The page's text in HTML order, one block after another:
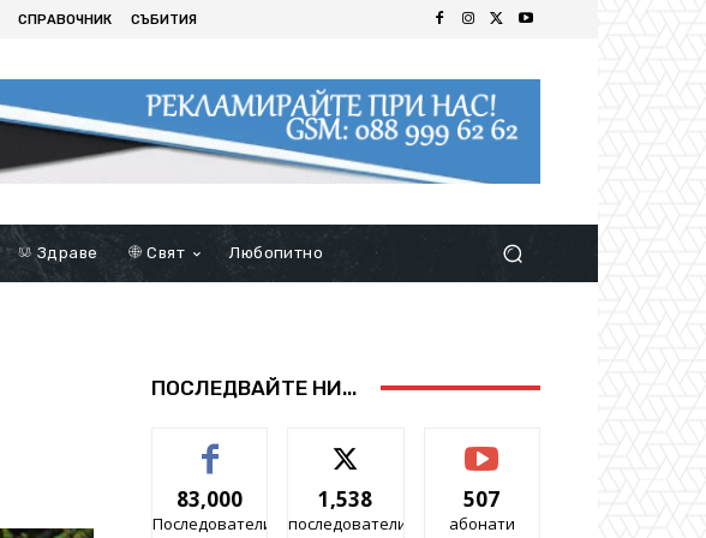
СПРАВОЧНИК СЪБИТИЯ
Здраве Свят Любопитно
ПОСЛЕДВАЙТЕ НИ...
83,000
Последователи
1,538
последователи
507
абонати